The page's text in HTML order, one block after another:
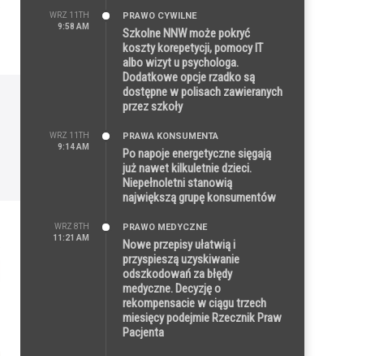
WRZ 11TH
9:58 AM
PRAWO CYWILNE
Szkolne NNW może pokryć
koszty korepetycji, pomocy IT
albo wizyt u psychologa.
Dodatkowe opcje rzadko są
dostępne w polisach zawieranych
przez szkoły
WRZ 11TH
9:14 AM
PRAWA KONSUMENTA
Po napoje energetyczne sięgają
już nawet kilkuletnie dzieci.
Niepełnoletni stanowią
największą grupę konsumentów
WRZ 8TH
11:21 AM
PRAWO MEDYCZNE
Nowe przepisy ułatwią i
przyspieszą uzyskiwanie
odszkodowań za błędy
medyczne. Decyzję o
rekompensacie w ciągu trzech
miesięcy podejmie Rzecznik Praw
Pacjenta